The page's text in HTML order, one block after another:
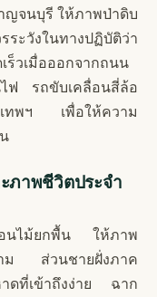
ญจนบุรี ให้ภาพป่าดิบ
งในทางปฏิบัติว่า
ร็วเมื่อออกจากถนน
ไฟ รถขับเคลื่อนสี่ล้อ
เทพฯ เพื่อให้ความ
ภาพชีวิตประจำ
อนไม้ยกพื้น ให้ภาพ
าม ส่วนชายฝั่งภาค
ที่เข้าถึงง่าย ฉาก